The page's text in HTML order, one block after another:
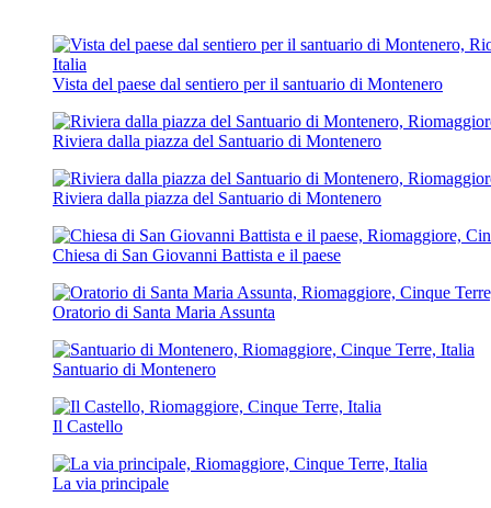
Vista del paese dal sentiero per il santuario di Montenero
Riviera dalla piazza del Santuario di Montenero
Riviera dalla piazza del Santuario di Montenero
Chiesa di San Giovanni Battista e il paese
Oratorio di Santa Maria Assunta
Santuario di Montenero
Il Castello
La via principale